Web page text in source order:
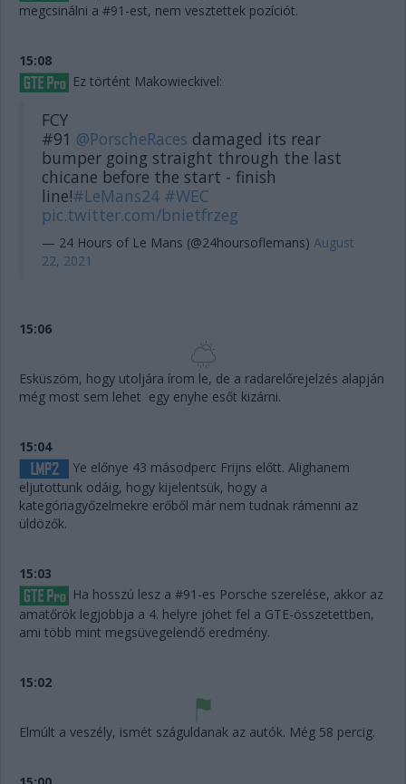
megcsinálni a #91-est, nem vesztettek pozíciót.
15:08
Ez történt Makowieckivel:
FCY
#91 @PorscheRaces damaged its rear
bumper going straight through the last
chicane before the start - finish
line!#LeMans24 #WEC
pic.twitter.com/bnietfrzeg
— 24 Hours of Le Mans (@24hoursoflemans) August
22, 2021
15:06
Esküszöm, hogy utoljára írom le, de a radarelőrejelzés alapján
még most sem lehet egy enyhe esőt kizárni.
15:04
Ye előnye 43 másodperc Frijns előtt. Alighanem
eljutottunk odáig, hogy kijelentsük, hogy a
kategóriagyőzelmekre erőből már nem tudnak rámenni az
üldözők.
15:03
Ha hosszú lesz a #91-es Porsche szerelése, akkor az
amatőrök legjobbja a 4. helyre jöhet fel a GTE-összetettben,
ami több mint megsüvegelendő eredmény.
15:02
Elmúlt a veszély, ismét száguldanak az autók. Még 58 percig.